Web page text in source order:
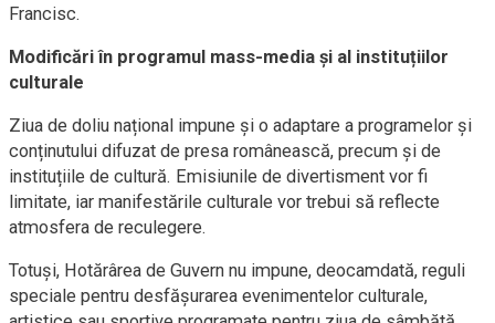
Francisc.
Modificări în programul mass-media și al instituțiilor
culturale
Ziua de doliu național impune și o adaptare a programelor și
conținutului difuzat de presa românească, precum și de
instituțiile de cultură. Emisiunile de divertisment vor fi
limitate, iar manifestările culturale vor trebui să reflecte
atmosfera de reculegere.
Totuși, Hotărârea de Guvern nu impune, deocamdată, reguli
speciale pentru desfășurarea evenimentelor culturale,